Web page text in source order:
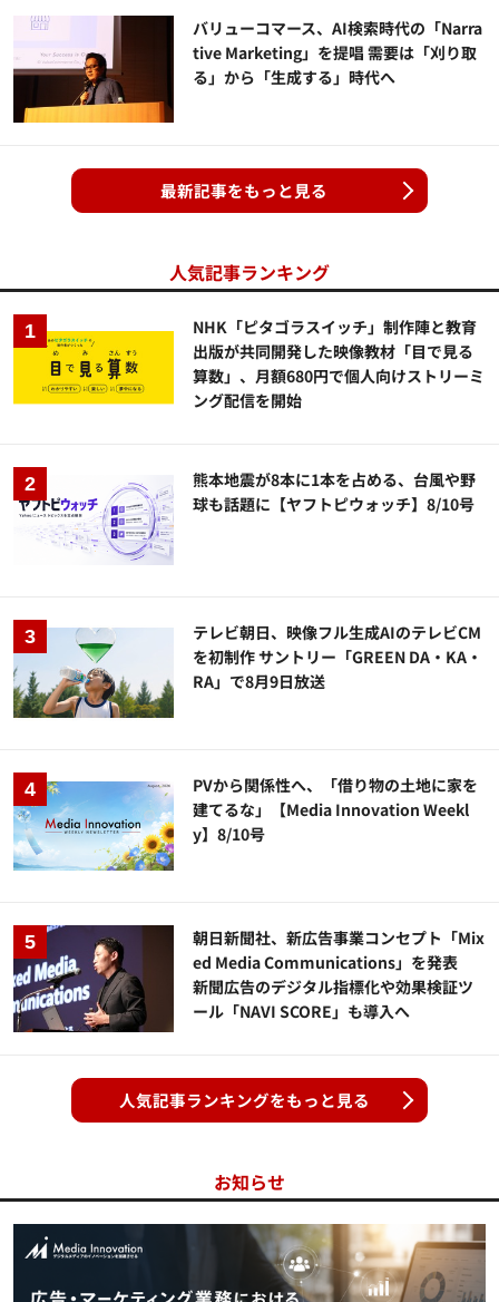
バリューコマース、AI検索時代の「Narra
tive Marketing」を提唱 需要は「刈り取
る」から「生成する」時代へ
最新記事をもっと見る
人気記事ランキング
NHK「ピタゴラスイッチ」制作陣と教育
出版が共同開発した映像教材「目で見る
算数」、月額680円で個人向けストリーミ
ング配信を開始
熊本地震が8本に1本を占める、台風や野
球も話題に【ヤフトピウォッチ】8/10号
テレビ朝日、映像フル生成AIのテレビCM
を初制作 サントリー「GREEN DA・KA・
RA」で8月9日放送
PVから関係性へ、「借り物の土地に家を
建てるな」【Media Innovation Weekl
y】8/10号
朝日新聞社、新広告事業コンセプト「Mix
ed Media Communications」を発表
新聞広告のデジタル指標化や効果検証ツ
ール「NAVI SCORE」も導入へ
人気記事ランキングをもっと見る
お知らせ